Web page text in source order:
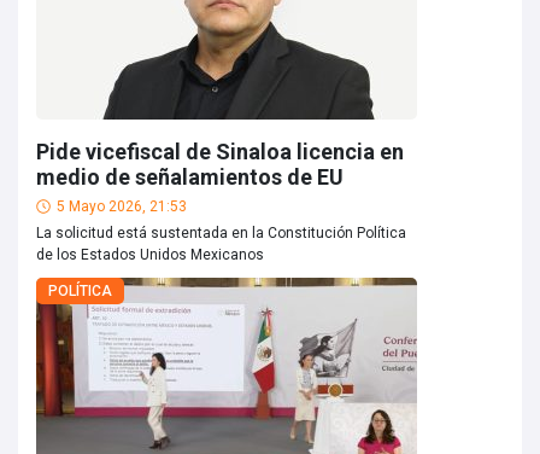
Pide vicefiscal de Sinaloa licencia en
medio de señalamientos de EU
5 Mayo 2026, 21:53
La solicitud está sustentada en la Constitución Política
de los Estados Unidos Mexicanos
POLÍTICA